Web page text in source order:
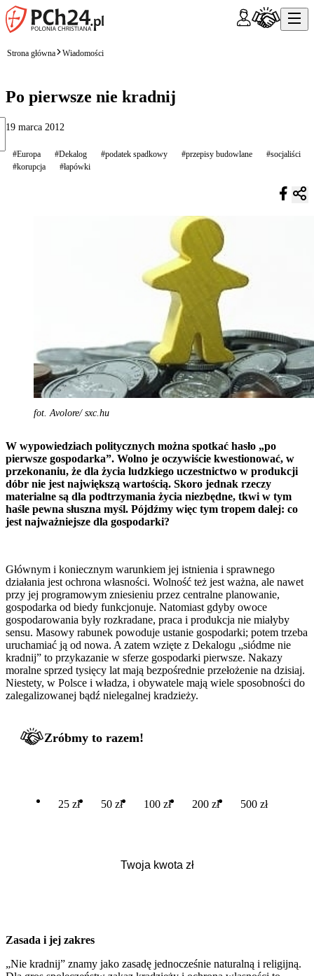
Strona główna Wiadomości
Po pierwsze nie kradnij
19 marca 2012
#Europa #Dekalog #podatek spadkowy #przepisy budowlane
#socjaliści
#korupcja
#łapówki
fot. Avolore/ sxc.hu
W wypowiedziach politycznych można spotkać hasło „po
pierwsze gospodarka”. Wolno je oczywiście kwestionować, w
przekonaniu, że dla życia ludzkiego uczestnictwo w produkcji
dóbr nie jest największą wartością. Skoro jednak rzeczy
materialne są dla podtrzymania życia niezbędne, tkwi w tym
haśle pewna słuszna myśl. Pójdźmy więc tym tropem dalej: co
jest najważniejsze dla gospodarki?
Głównym i koniecznym warunkiem jej istnienia i sprawnego
działania jest ochrona własności. Wolność też jest ważna, ale nawet
przy jej programowym zniesieniu przez centralne planowanie,
gospodarka od biedy funkcjonuje. Natomiast gdyby owoce
gospodarowania były rozkradane, praca i produkcja nie miałyby
sensu. Masowy rabunek powoduje ustanie gospodarki; potem trzeba
uruchamiać ją od nowa. A zatem wzięte z Dekalogu „siódme nie
kradnij” to przykazanie w sferze gospodarki pierwsze. Nakazy
moralne sprzed tysięcy lat mają bezpośrednie przełożenie na dzisiaj.
Niestety, w Polsce i władza, i obywatele mają wiele sposobności do
zalegalizowanej bądź nielegalnej kradzieży.
Zróbmy to razem!
25 zł 50 zł 100 zł 200 zł 500 zł
Zasada i jej zakres
„Nie kradnij” znamy jako zasadę jednocześnie naturalną i religijną.